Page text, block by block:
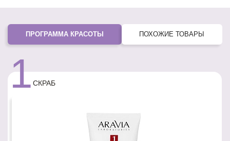
ПРОГРАММА КРАСОТЫ ПОХОЖИЕ ТОВАРЫ
1СКРАБ